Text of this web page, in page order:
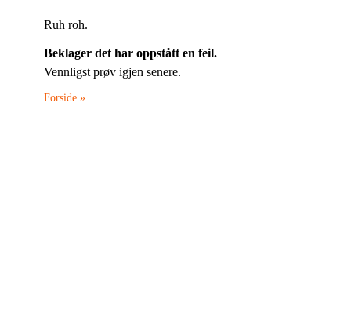
Ruh roh.
Beklager det har oppstått en feil.
Vennligst prøv igjen senere.
Forside »